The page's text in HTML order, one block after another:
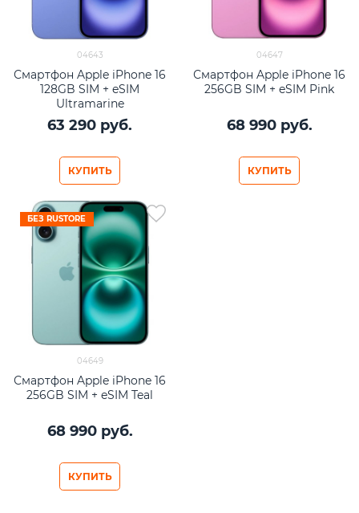
04643
Смартфон Apple iPhone 16
128GB SIM + eSIM
Ultramarine
63 290 руб.
КУПИТЬ
04647
Смартфон Apple iPhone 16
256GB SIM + eSIM Pink
68 990 руб.
КУПИТЬ
БЕЗ RUSTORE
04649
Смартфон Apple iPhone 16
256GB SIM + eSIM Teal
68 990 руб.
КУПИТЬ